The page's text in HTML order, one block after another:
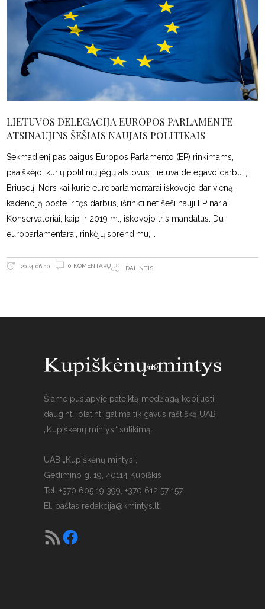
LIETUVOS DELEGACIJA EUROPOS PARLAMENTE
ATSINAUJINS ŠEŠIAIS NAUJAIS POLITIKAIS
Sekmadienį pasibaigus Europos Parlamento (EP) rinkimams,
paaiškėjo, kurių politinių jėgų atstovus Lietuva delegavo darbui į
Briuselį. Nors kai kurie europarlamentarai iškovojo dar vieną
kadenciją poste ir tęs darbus, išrinkti net šeši nauji EP nariai.
Konservatoriai, kaip ir 2019 m., iškovojo tris mandatus. Du
europarlamentarai, rinkėjų sprendimu,
2024-06-10 0 KOMENTARŲ DALINTIS
Šiame puslapyje pateiktą medžiagą kopijuoti,
dauginti, platinti galima tik gavus raštišką UAB
„Kupiškėnų mintys“ sutikimą.
UAB „Kupiškėnų mintys“,
Gedimino g. 19, 40114 Kupiškis
Tel. +370 605 19 399, +370 612 57 157.
El. paštas redakcija@kmintys.lt